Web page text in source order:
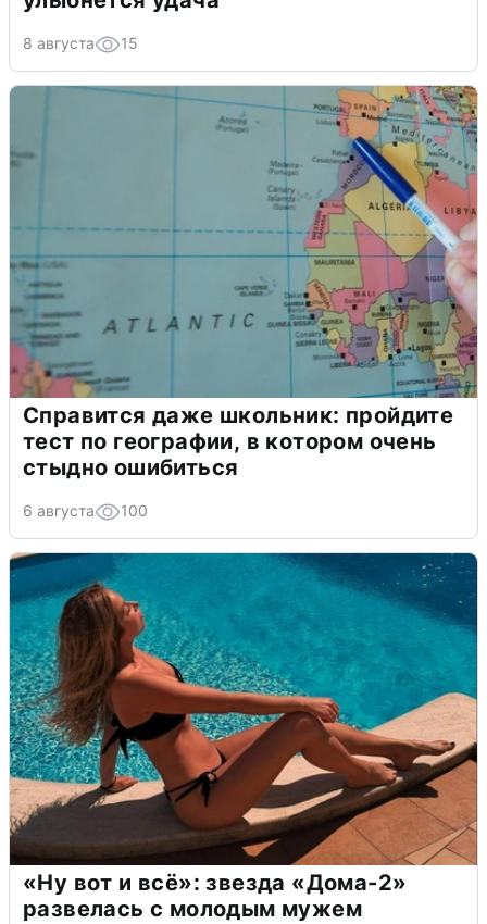
8 августа 15
Справится даже школьник: пройдите
тест по географии, в котором очень
стыдно ошибиться
6 августа 100
«Ну вот и всё»: звезда «Дома-2»
развелась с молодым мужем